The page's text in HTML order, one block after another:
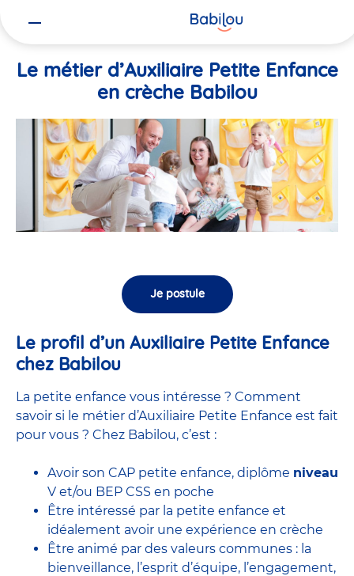
Le métier d’Auxiliaire Petite Enfance
en crèche Babilou
Je postule
Le profil d’un Auxiliaire Petite Enfance
chez Babilou
La petite enfance vous intéresse ? Comment
savoir si le métier d’Auxiliaire Petite Enfance est fait
pour vous ? Chez Babilou, c’est :
Avoir son CAP petite enfance, diplôme niveau
V et/ou BEP CSS en poche
Être intéressé par la petite enfance et
idéalement avoir une expérience en crèche
Être animé par des valeurs communes : la
bienveillance, l’esprit d’équipe, l’engagement,